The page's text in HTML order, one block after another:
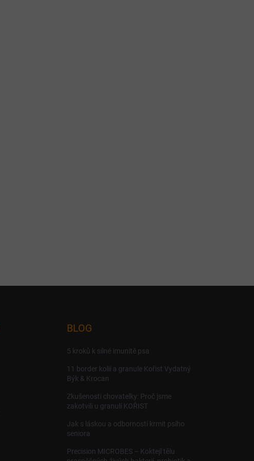
BLOG
5 kroků k silné imunitě psa
11 border kolií a granule Kořist Vydatný
Býk & Krocan
Zkušenosti chovatelky: Proč jsme
zakotvili u granulí KOŘIST
Jak s láskou a odborností krmit psího
seniora
Precision MICROBES – Koktejl tělu